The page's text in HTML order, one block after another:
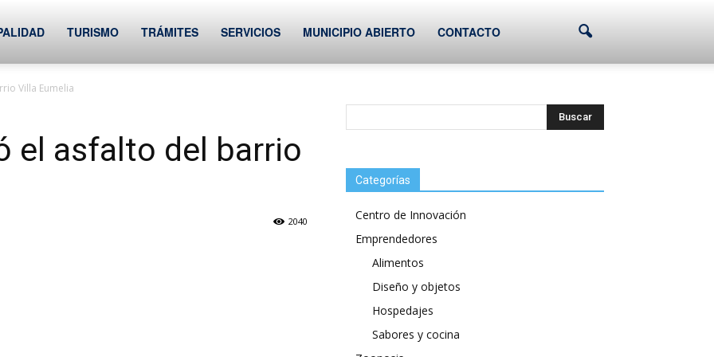
TURISMO TRÁMITES SERVICIOS MUNICIPIO ABIERTO CONTACTO
Villa Eumelia
el asfalto del barrio
2040
Categorías
Centro de Innovación
Emprendedores
Alimentos
Diseño y objetos
Hospedajes
Sabores y cocina